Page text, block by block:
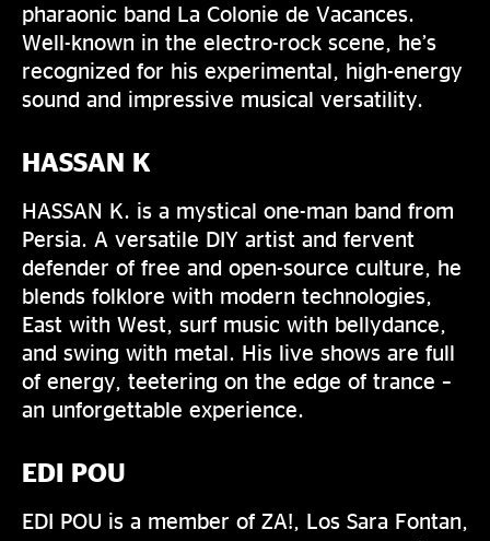
pharaonic band La Colonie de Vacances.
Well-known in the electro-rock scene, he’s
recognized for his experimental, high-energy
sound and impressive musical versatility.
HASSAN K
HASSAN K. is a mystical one-man band from
Persia. A versatile DIY artist and fervent
defender of free and open-source culture, he
blends folklore with modern technologies,
East with West, surf music with bellydance,
and swing with metal. His live shows are full
of energy, teetering on the edge of trance –
an unforgettable experience.
EDI POU
EDI POU is a member of ZA!, Los Sara Fontan,